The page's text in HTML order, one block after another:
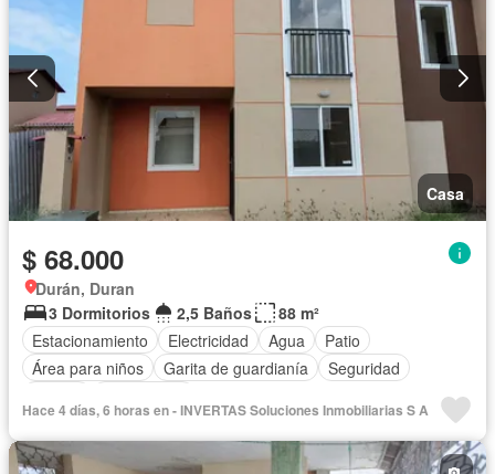
Casa
$ 68.000
Durán, Duran
3 Dormitorios
2,5 Baños
88 m²
Estacionamiento
Electricidad Agua
Patio
Área para niños
Garita de guardianía
Seguridad
Hace 4 días, 6 horas en - INVERTAS Soluciones Inmobiliarias S A